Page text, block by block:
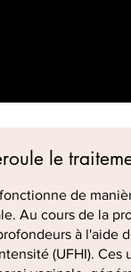
le
de
Au cours de la
à l'aide
(UFHI). Ces